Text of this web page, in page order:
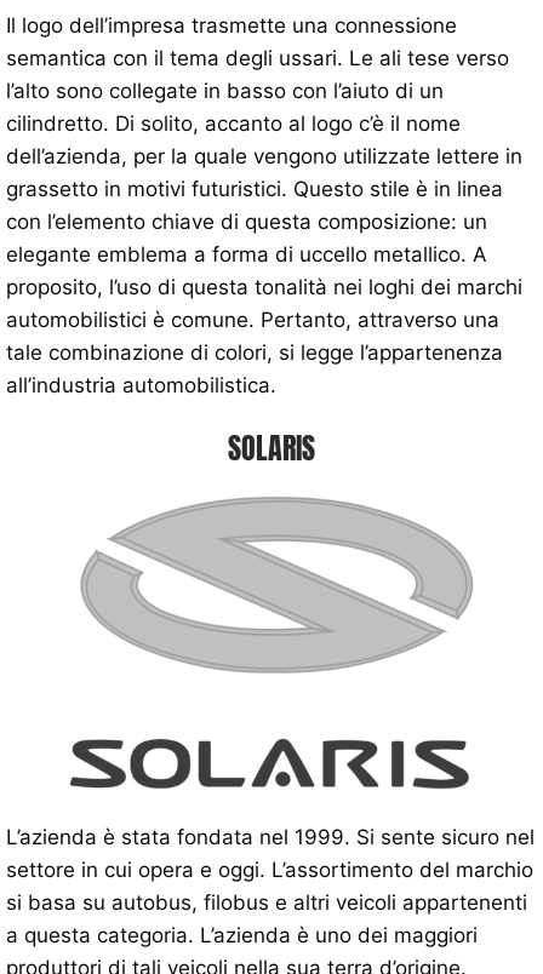
Il logo dell’impresa trasmette una connessione
semantica con il tema degli ussari. Le ali tese verso
l’alto sono collegate in basso con l’aiuto di un
cilindretto. Di solito, accanto al logo c’è il nome
dell’azienda, per la quale vengono utilizzate lettere in
grassetto in motivi futuristici. Questo stile è in linea
con l’elemento chiave di questa composizione: un
elegante emblema a forma di uccello metallico. A
proposito, l’uso di questa tonalità nei loghi dei marchi
automobilistici è comune. Pertanto, attraverso una
tale combinazione di colori, si legge l’appartenenza
all’industria automobilistica.
SOLARIS
L’azienda è stata fondata nel 1999. Si sente sicuro nel
settore in cui opera e oggi. L’assortimento del marchio
si basa su autobus, filobus e altri veicoli appartenenti
a questa categoria. L’azienda è uno dei maggiori
produttori di tali veicoli nella sua terra d’origine.